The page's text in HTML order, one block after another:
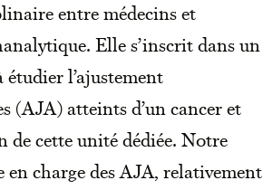
entre médecins et
Elle s’inscrit dans un
l’ajustement
(AJA) atteints d’un cancer et
de cette unité dédiée. Notre
en charge des AJA, relativement